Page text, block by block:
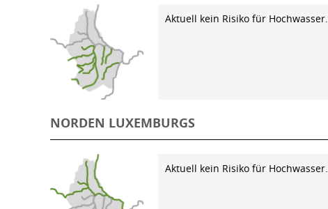
Aktuell kein Risiko für Hochwasser.
NORDEN LUXEMBURGS
Aktuell kein Risiko für Hochwasser.